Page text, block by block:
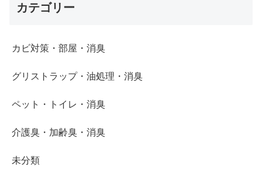
カテゴリー
カビ対策・部屋・消臭
グリストラップ・油処理・消臭
ペット・トイレ・消臭
介護臭・加齢臭・消臭
未分類